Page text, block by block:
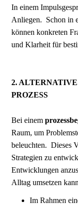
In einem
Anliegen. Schon in
können konkreten
und Klarheit für
2.
PROZESS
Bei einem
Raum, um
beleuchten. Dieses
Strategien zu
Entwicklungen
Alltag umsetzen
Im Rahmen